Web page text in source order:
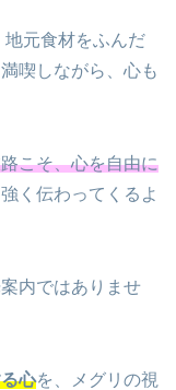
元食材をふんだ
喫しながら、心も
こそ、心を自由に
く伝わってくるよ
内ではありませ
心を、メグリの視